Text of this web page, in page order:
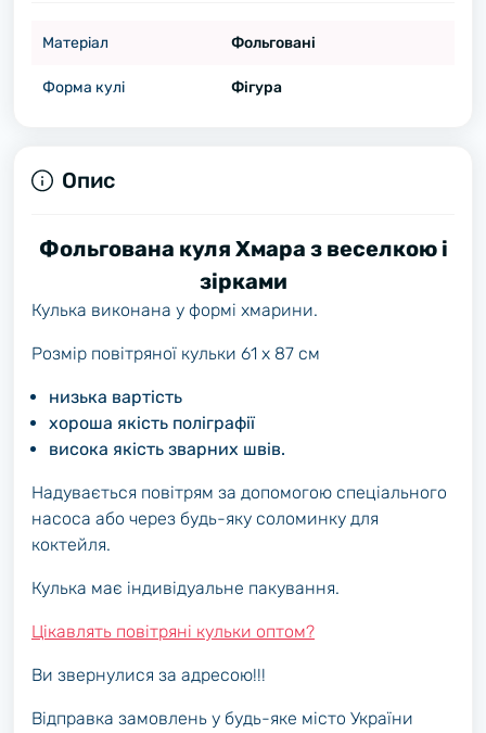
Матеріал Фольговані
Форма кулі Фігура
Опис
Фольгована куля Хмара з веселкою і
зірками
Кулька виконана у формі хмарини.
Розмір повітряної кульки 61 х 87 см
низька вартість
хороша якість поліграфії
висока якість зварних швів.
Надувається повітрям за допомогою спеціального
насоса або через будь-яку соломинку для
коктейля.
Кулька має індивідуальне пакування.
Цікавлять повітряні кульки оптом?
Ви звернулися за адресою!!!
Відправка замовлень у будь-яке місто України